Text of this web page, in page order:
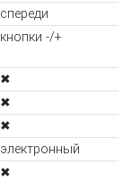
спереди
кнопки -/+
✖
✖
✖
электронный
✖